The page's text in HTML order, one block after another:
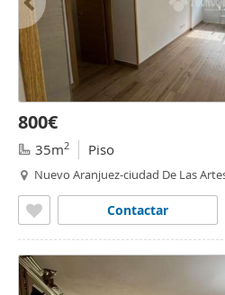
800€
35m2 Piso
Nuevo Aranjuez-ciudad De Las
Contactar